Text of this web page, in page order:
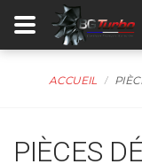
ACCUEIL
PIÈCES